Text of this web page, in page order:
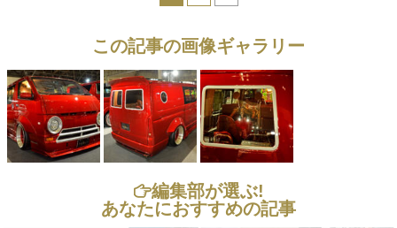
この記事の画像ギャラリー
編集部が選ぶ!
あなたにおすすめの記事